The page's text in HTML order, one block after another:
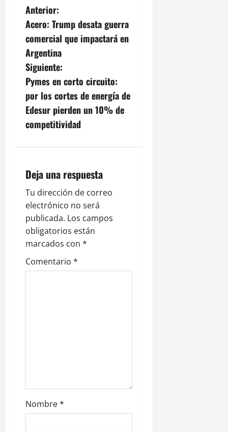
N
a
v
e
g
a
ó
n
d
e
e
a
s
Anterior:
Acero: Trump desata guerra
comercial que impactará en
Argentina
Siguiente:
Pymes en corto circuito:
por los cortes de energía de
Edesur pierden un 10% de
competitividad
Deja una respuesta
Tu dirección de correo
electrónico no será
publicada. Los campos
obligatorios están
marcados con *
Comentario *
Nombre*